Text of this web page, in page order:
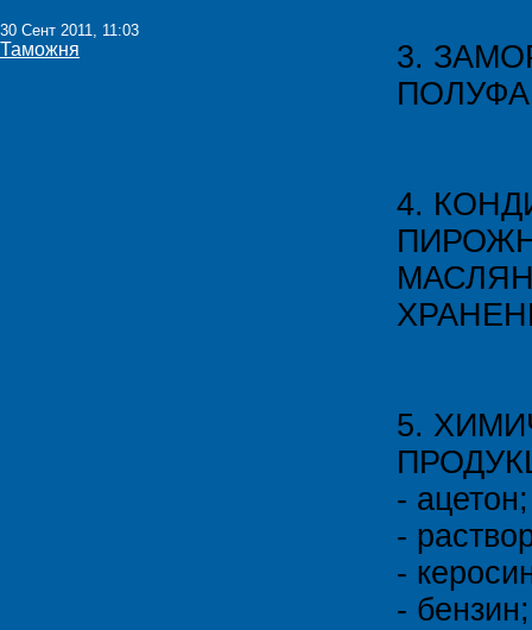
30 Сент 2011, 11:03
Таможня
3.
4.
5.
- ацетон;
-
-
- бензин;